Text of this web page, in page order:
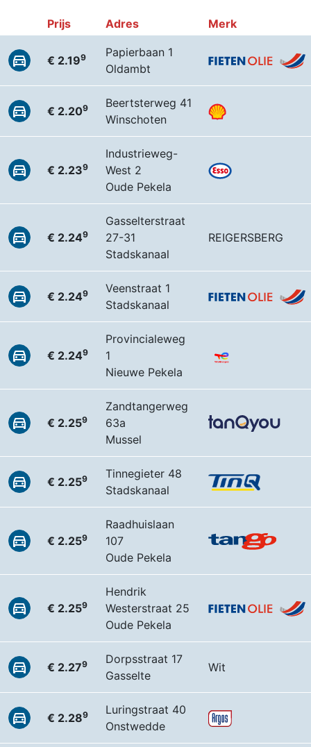
Prijs Adres Merk
€ 2.199
Papierbaan 1
Oldambt
€ 2.209
Beertsterweg 41
Winschoten
€ 2.239
Industrieweg-
West 2
Oude Pekela
€ 2.249
Gasselterstraat
27-31
Stadskanaal
REIGERSBERG
€ 2.249
Veenstraat 1
Stadskanaal
€ 2.249
Provincialeweg
1
Nieuwe Pekela
€ 2.259
Zandtangerweg
63a
Mussel
€ 2.259
Tinnegieter 48
Stadskanaal
€ 2.259
Raadhuislaan
107
Oude Pekela
€ 2.259
Hendrik
Westerstraat 25
Oude Pekela
€ 2.279
Dorpsstraat 17
Gasselte
Wit
€ 2.289
Luringstraat 40
Onstwedde